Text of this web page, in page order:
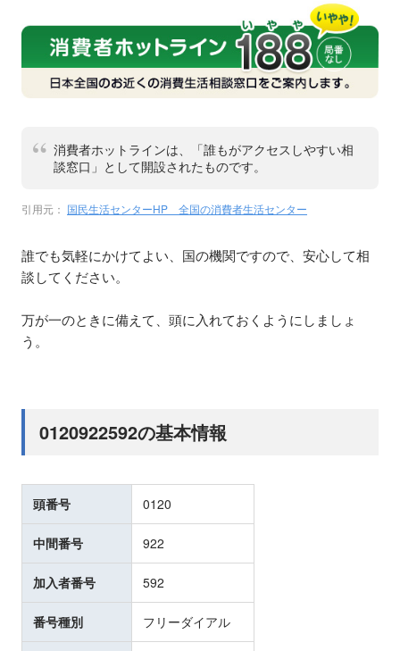
消費者ホットラインは、「誰もがアクセスしやすい相
談窓口」として開設されたものです。
引用元： 国民生活センターHP 全国の消費者生活センター
誰でも気軽にかけてよい、国の機関ですので、安心して相
談してください。
万が一のときに備えて、頭に入れておくようにしましょ
う。
0120922592の基本情報
頭番号 0120
中間番号 922
加入者番号 592
番号種別 フリーダイアル